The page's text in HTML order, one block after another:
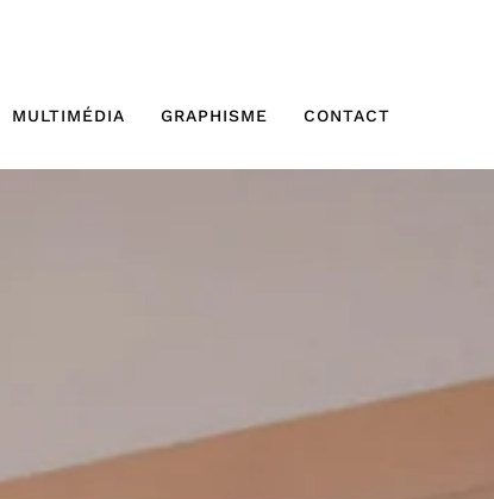
MULTIMÉDIA GRAPHISME CONTACT